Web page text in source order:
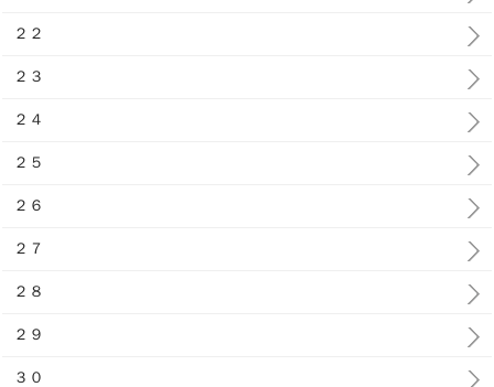
２２
２３
２４
２５
２６
２７
２８
２９
３０